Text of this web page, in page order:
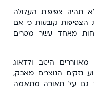
תהיה צפיפות העלולה
הצפיפות קובעות כי אם
מאחד עשר מטרים
היטב ולדאוג
נזקים הנוצרים מאבק,
גם על תאורה מתאימה